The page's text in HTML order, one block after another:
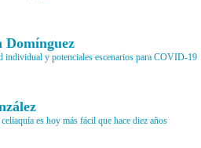
Domínguez
individual y potenciales escenarios para COVID-19
es hoy más fácil que hace diez años